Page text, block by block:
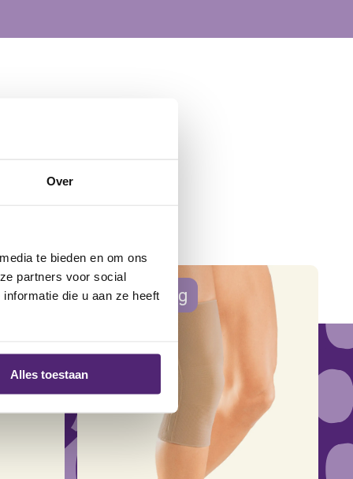
Over
te bieden en om ons
partners voor social
die u aan ze heeft
Alles toestaan
aanbieding